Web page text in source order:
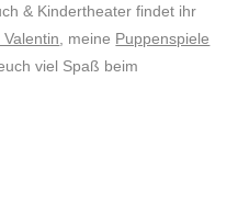
& Kindertheater findet ihr
, meine Puppenspiele
viel Spaß beim